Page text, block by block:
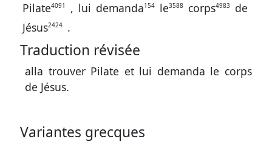
Pilate4091 , lui demanda154 le3588 corps4983
de
Jésus2424 .
Traduction révisée
alla trouver Pilate et lui demanda le corps
de Jésus.
Variantes grecques
Traduction
J.
Darby
révisée